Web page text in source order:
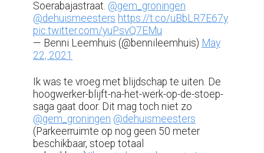
Soerabajastraat. @gem_groningen
@dehuismeesters https://t.co/uBbLR7E67y
pic.twitter.com/yuPsvQ7EMu
— Benni Leemhuis (@bennileemhuis) May
22, 2021
Ik was te vroeg met blijdschap te uiten. De
hoogwerker-blijft-na-het-werk-op-de-stoep-
saga gaat door. Dit mag toch niet zo
@gem_groningen @dehuismeesters
(Parkeerruimte op nog geen 50 meter
beschikbaar, stoep totaal